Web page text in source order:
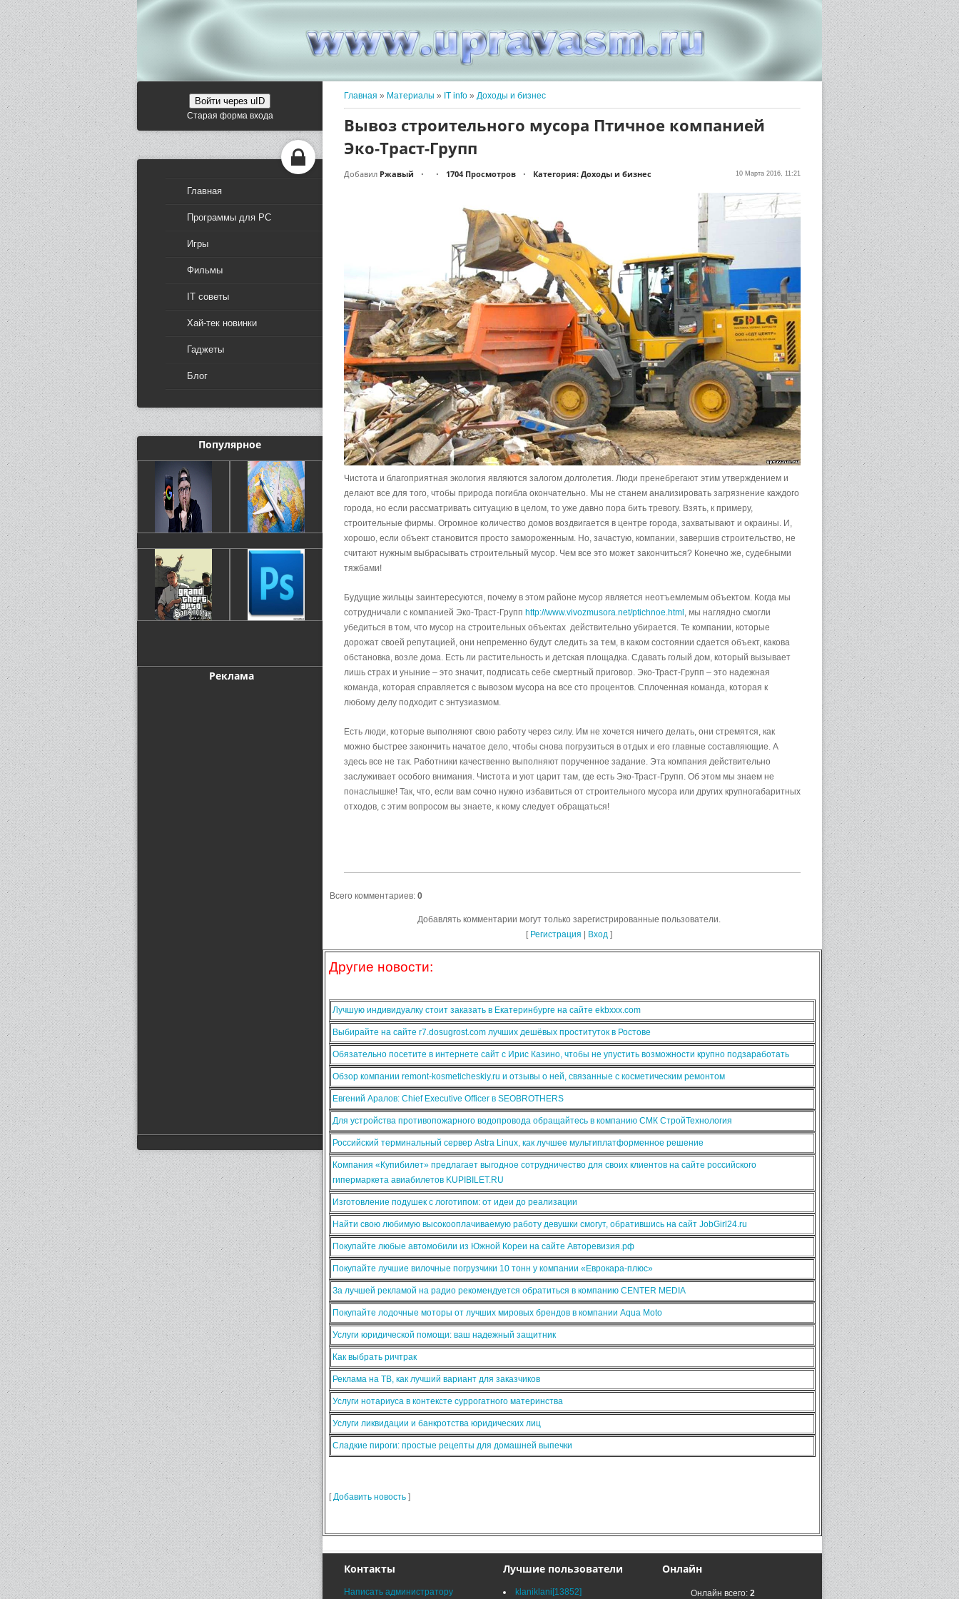
Войти через uID
Старая форма входа
Главная
Программы для PC
Игры
Фильмы
IT советы
Хай-тек новинки
Гаджеты
Блог
Популярное
Реклама
Главная » Материалы » IT info » Доходы и бизнес
Вывоз строительного мусора Птичное компанией
Эко-Траст-Групп
10 Марта 2016, 11:21
Добавил Ржавый • • 1704 Просмотров • Категория: Доходы и бизнес
Чистота и благоприятная экология являются залогом долголетия. Люди пренебрегают этим утверждением и
делают все для того, чтобы природа погибла окончательно. Мы не станем анализировать загрязнение каждого
города, но если рассматривать ситуацию в целом, то уже давно пора бить тревогу. Взять, к примеру,
строительные фирмы. Огромное количество домов воздвигается в центре города, захватывают и окраины. И,
хорошо, если объект становится просто замороженным. Но, зачастую, компании, завершив строительство, не
считают нужным выбрасывать строительный мусор. Чем все это может закончиться? Конечно же, судебными
тяжбами!
Будущие жильцы заинтересуются, почему в этом районе мусор является неотъемлемым объектом. Когда мы
сотрудничали с компанией Эко-Траст-Групп http://www.vivozmusora.net/ptichnoe.html, мы наглядно смогли
убедиться в том, что мусор на строительных объектах действительно убирается. Те компании, которые
дорожат своей репутацией, они непременно будут следить за тем, в каком состоянии сдается объект, какова
обстановка, возле дома. Есть ли растительность и детская площадка. Сдавать голый дом, который вызывает
лишь страх и уныние – это значит, подписать себе смертный приговор. Эко-Траст-Групп – это надежная
команда, которая справляется с вывозом мусора на все сто процентов. Сплоченная команда, которая к
любому делу подходит с энтузиазмом.
Есть люди, которые выполняют свою работу через силу. Им не хочется ничего делать, они стремятся, как
можно быстрее закончить начатое дело, чтобы снова погрузиться в отдых и его главные составляющие. А
здесь все не так. Работники качественно выполняют порученное задание. Эта компания действительно
заслуживает особого внимания. Чистота и уют царит там, где есть Эко-Траст-Групп. Об этом мы знаем не
понаслышке! Так, что, если вам сочно нужно избавиться от строительного мусора или других крупногабаритных
отходов, с этим вопросом вы знаете, к кому следует обращаться!
Всего комментариев: 0
Добавлять комментарии могут только зарегистрированные пользователи.
[ Регистрация | Вход]
Другие новости:
Лучшую индивидуалку стоит заказать в Екатеринбурге на сайте ekbxxx.com
Выбирайте на сайте r7.dosugrost.com лучших дешёвых проституток в Ростове
Обязательно посетите в интернете сайт с Ирис Казино, чтобы не упустить возможности крупно подзаработать
Обзор компании remont-kosmeticheskiy.ru и отзывы о ней, связанные с косметическим ремонтом
Евгений Аралов: Chief Executive Officer в SEOBROTHERS
Для устройства противопожарного водопровода обращайтесь в компанию СМК СтройТехнология
Российский терминальный сервер Astra Linux, как лучшее мультиплатформенное решение
Компания «Купибилет» предлагает выгодное сотрудничество для своих клиентов на сайте российского
гипермаркета авиабилетов KUPIBILET.RU
Изготовление подушек с логотипом: от идеи до реализации
Найти свою любимую высокооплачиваемую работу девушки смогут, обратившись на сайт JobGirl24.ru
Покупайте любые автомобили из Южной Кореи на сайте Авторевизия.рф
Покупайте лучшие вилочные погрузчики 10 тонн у компании «Еврокара-плюс»
За лучшей рекламой на радио рекомендуется обратиться в компанию CENTER MEDIA
Покупайте лодочные моторы от лучших мировых брендов в компании Aqua Moto
Услуги юридической помощи: ваш надежный защитник
Как выбрать ричтрак
Реклама на ТВ, как лучший вариант для заказчиков
Услуги нотариуса в контексте суррогатного материнства
Услуги ликвидации и банкротства юридических лиц
Сладкие пироги: простые рецепты для домашней выпечки
[Добавить новость ]
Контакты
Написать администратору
Лучшие пользователи
klaniklani[13852]
Онлайн
Онлайн всего: 2